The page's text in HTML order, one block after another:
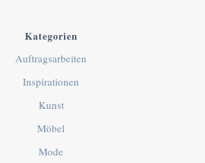
Kategorien
Auftragsarbeiten
Inspirationen
Kunst
Möbel
Mode